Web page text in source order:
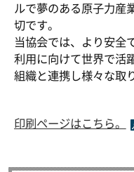
ルで夢のある原子力産
切です。
当協会では、より安全
利用に向けて世界で活
組織と連携し様々な取
印刷ページはこちら。